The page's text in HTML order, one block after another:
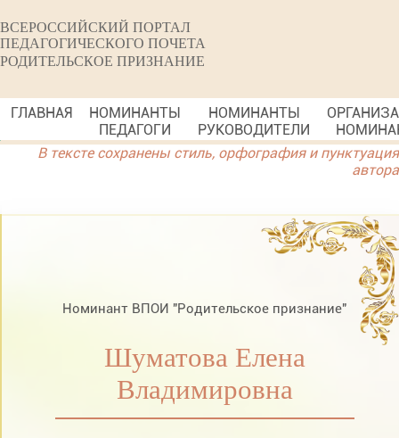
ВСЕРОССИЙСКИЙ ПОРТАЛ
ПЕДАГОГИЧЕСКОГО ПОЧЕТА
РОДИТЕЛЬСКОЕ ПРИЗНАНИЕ
ГЛАВНАЯ
НОМИНАНТЫ
ПЕДАГОГИ
НОМИНАНТЫ
РУКОВОДИТЕЛИ
В тексте сохранены стиль, орфография и пунктуация
автора
Номинант ВПОИ "Родительское признание"
Шуматова Елена
Владимировна